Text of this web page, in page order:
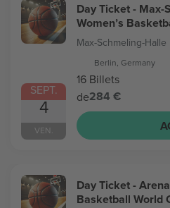
SEPT.
4
VEN.
Day Ticket -
Women’s
Max-Schmeling-Halle
Berlin, Germany
16 Billets
de284 €
Day Ticket -
Basketball World